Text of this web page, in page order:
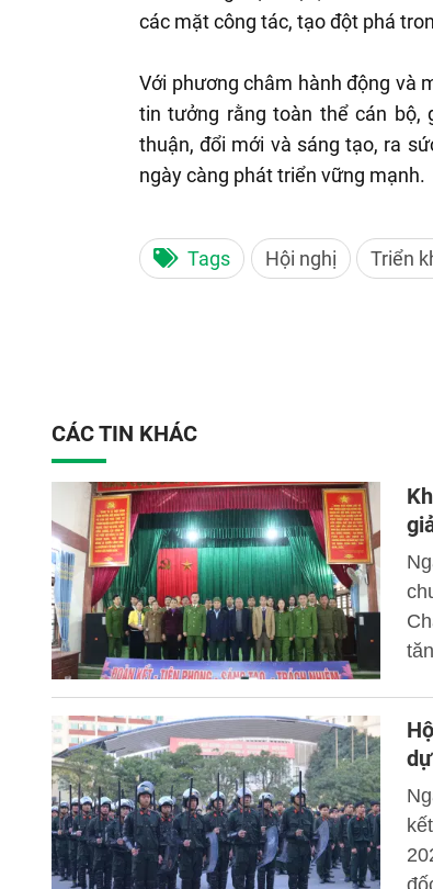
các mặt công tác, tạo đột phá
Với phương châm hành động và
tin tưởng rằng toàn thể cán bộ,
thuận, đổi mới và sáng tạo, ra
ngày càng phát triển vững mạnh.
Tags Hội nghị Triển
CÁC TIN KHÁC